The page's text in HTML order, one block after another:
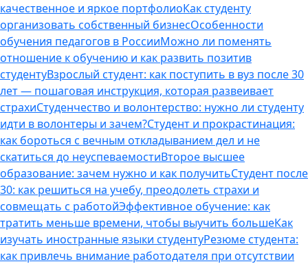
качественное и яркое портфолиоКак студенту
организовать собственный бизнесОсобенности
обучения педагогов в РоссииМожно ли поменять
отношение к обучению и как развить позитив
студентуВзрослый студент: как поступить в вуз после 30
лет — пошаговая инструкция, которая развеивает
страхиСтуденчество и волонтерство: нужно ли cтуденту
идти в волонтеры и зачем?Студент и прокрастинация:
как бороться с вечным откладыванием дел и не
скатиться до неуспеваемостиВторое высшее
образование: зачем нужно и как получитьСтудент после
30: как решиться на учебу, преодолеть страхи и
совмещать с работойЭффективное обучение: как
тратить меньше времени, чтобы выучить большеКак
изучать иностранные языки студентуРезюме студента:
как привлечь внимание работодателя при отсутствии